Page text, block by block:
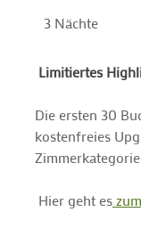
3 Nächte
Limitiertes
Die ersten 30
kostenfreies
Hier geht es